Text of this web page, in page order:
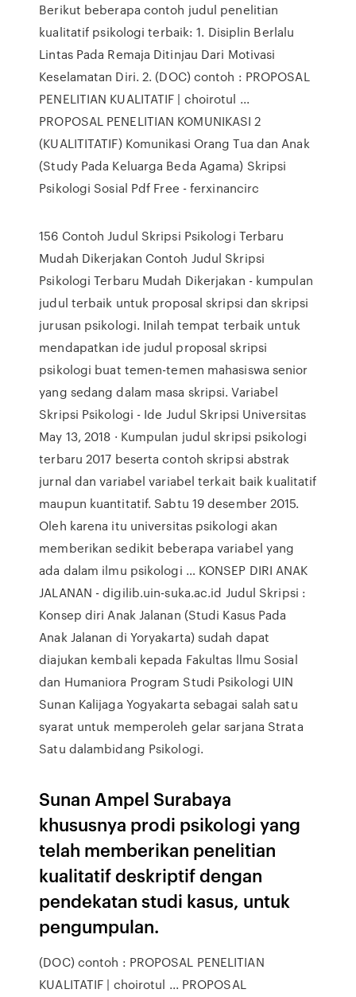
Berikut beberapa contoh judul penelitian
kualitatif psikologi terbaik: 1. Disiplin Berlalu
Lintas Pada Remaja Ditinjau Dari Motivasi
Keselamatan Diri. 2. (DOC) contoh : PROPOSAL
PENELITIAN KUALITATIF | choirotul ...
PROPOSAL PENELITIAN KOMUNIKASI 2
(KUALITITATIF) Komunikasi Orang Tua dan Anak
(Study Pada Keluarga Beda Agama) Skripsi
Psikologi Sosial Pdf Free - ferxinancirc
156 Contoh Judul Skripsi Psikologi Terbaru
Mudah Dikerjakan Contoh Judul Skripsi
Psikologi Terbaru Mudah Dikerjakan - kumpulan
judul terbaik untuk proposal skripsi dan skripsi
jurusan psikologi. Inilah tempat terbaik untuk
mendapatkan ide judul proposal skripsi
psikologi buat temen-temen mahasiswa senior
yang sedang dalam masa skripsi. Variabel
Skripsi Psikologi - Ide Judul Skripsi Universitas
May 13, 2018 · Kumpulan judul skripsi psikologi
terbaru 2017 beserta contoh skripsi abstrak
jurnal dan variabel variabel terkait baik kualitatif
maupun kuantitatif. Sabtu 19 desember 2015.
Oleh karena itu universitas psikologi akan
memberikan sedikit beberapa variabel yang
ada dalam ilmu psikologi … KONSEP DIRI ANAK
JALANAN - digilib.uin-suka.ac.id Judul Skripsi :
Konsep diri Anak Jalanan (Studi Kasus Pada
Anak Jalanan di Yoryakarta) sudah dapat
diajukan kembali kepada Fakultas llmu Sosial
dan Humaniora Program Studi Psikologi UIN
Sunan Kalijaga Yogyakarta sebagai salah satu
syarat untuk memperoleh gelar sarjana Strata
Satu dalambidang Psikologi.
Sunan Ampel Surabaya
khususnya prodi psikologi yang
telah memberikan penelitian
kualitatif deskriptif dengan
pendekatan studi kasus, untuk
pengumpulan.
(DOC) contoh : PROPOSAL PENELITIAN
KUALITATIF | choirotul ... PROPOSAL